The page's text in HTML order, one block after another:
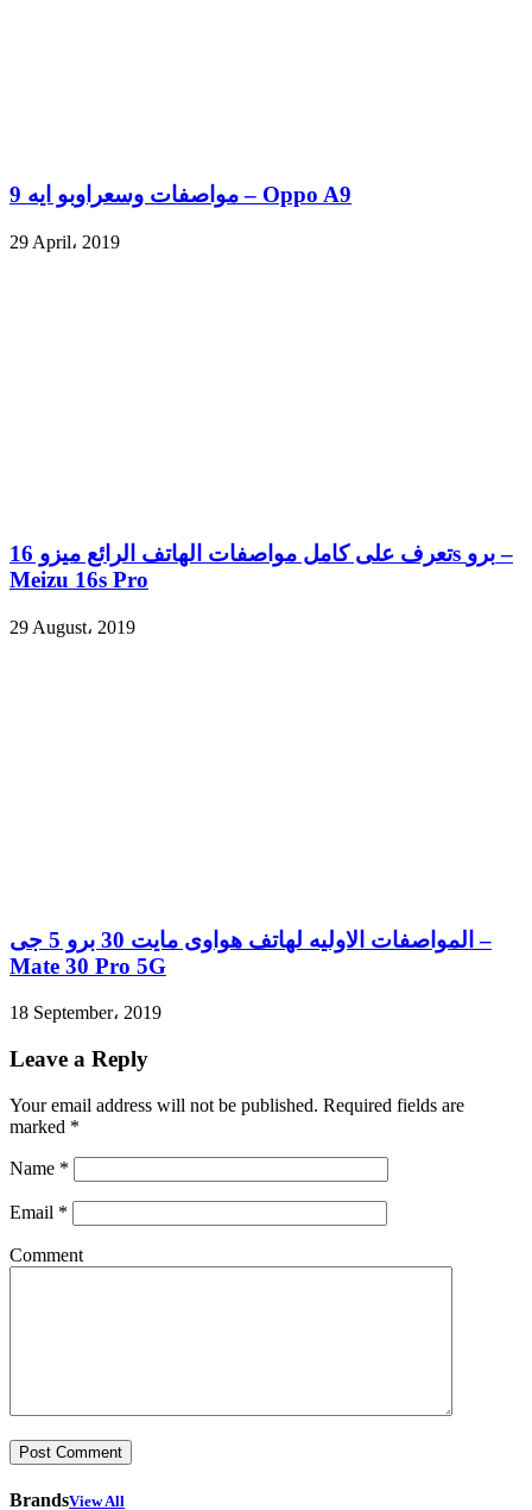
مواصفات وسعراوبو ايه 9 – Oppo A9
29 April، 2019
تعرف على كامل مواصفات الهاتف الرائع ميزو 16s برو –
Meizu 16s Pro
29 August، 2019
المواصفات الاوليه لهاتف هواوى مايت 30 برو 5 جى –
Mate 30 Pro 5G
18 September، 2019
Leave a Reply
Your email address will not be published. Required fields are
marked *
Name *
Email *
Comment
BrandsView All